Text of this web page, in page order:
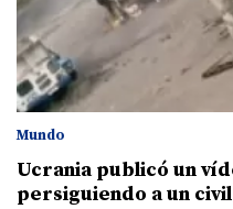
Mundo
Ucrania publicó un
persiguiendo a un civil